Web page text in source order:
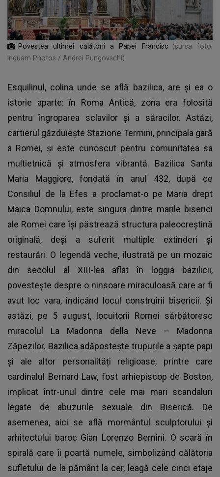
Povestea ultimei călătorii a Papei Francisc
(sursa foto:
Inquam Photos / Andrei Pungovschi)
Esquilinul, colina unde se află bazilica, are și ea o
istorie aparte: în Roma Antică, zona era folosită
pentru îngroparea sclavilor și a săracilor. Astăzi,
cartierul găzduiește Stazione Termini, principala gară
a Romei, și este cunoscut pentru comunitatea sa
multietnică și atmosfera vibrantă. Bazilica Santa
Maria Maggiore, fondată în anul 432, după ce
Consiliul de la Efes a proclamat-o pe Maria drept
Maica Domnului, este singura dintre marile biserici
ale Romei care își păstrează structura paleocreștină
originală, deși a suferit multiple extinderi și
restaurări. O legendă veche, ilustrată pe un mozaic
din secolul al XIII-lea aflat în loggia bazilicii,
povestește despre o ninsoare miraculoasă care ar fi
avut loc vara, indicând locul construirii bisericii. Și
astăzi, pe 5 august, locuitorii Romei sărbătoresc
miracolul La Madonna della Neve – Madonna
Zăpezilor. Bazilica adăpostește trupurile a șapte papi
și ale altor personalități religioase, printre care
cardinalul Bernard Law, fost arhiepiscop de Boston,
implicat într-unul dintre cele mai mari scandaluri
legate de abuzurile sexuale din Biserică. De
asemenea, aici se află mormântul sculptorului și
arhitectului baroc Gian Lorenzo Bernini. O scară în
spirală care îi poartă numele, simbolizând călătoria
sufletului de la pământ la cer, leagă cele cinci etaje